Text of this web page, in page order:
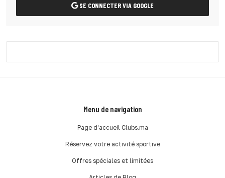
SE CONNECTER VIA GOOGLE
Menu de navigation
Page d'accueil Clubs.ma
Réservez votre activité sportive
Offres spéciales et limitées